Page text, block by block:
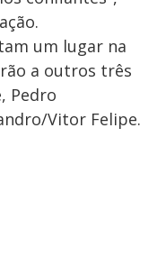
um lugar na
a outros três
Pedro
Vitor Felipe.